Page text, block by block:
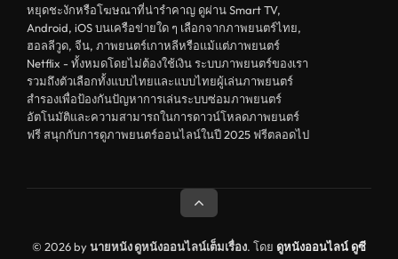
หยุดชะงักหรือโฆษณาที่น่ารำคาญ ดูผ่าน Smart TV,
Android, iOS บนเครือข่ายใด ๆ เลือกจากภาพยนตร์ไทย,
ฮอลลีวูด, จีน, ภาพยนตร์เกาหลีหรือแม้แต่ภาพยนตร์
Netflix - ทั้งหมดโดยไม่ต้องใช้เงิน ระบบภาพยนตร์ของเรา
รวมถึงตัวเลือกทั้งแบบไทยและแบบไทยผู้เล่นภาพยนตร์
สำรองเพื่อป้องกันปัญหาการเล่นระบบซ่อมภาพยนตร์
อัตโนมัติและความสามารถในการดาวน์โหลดภาพยนตร์
ฟรี สนุกกับการดูภาพยนตร์ออนไลน์ในปี 2025 ฟรีตลอดไป
© 2026 byนายหนัง ดูหนังออนไลน์เต็มเรื่อง. โดย ดูหนังออนไลน์ ดูซี